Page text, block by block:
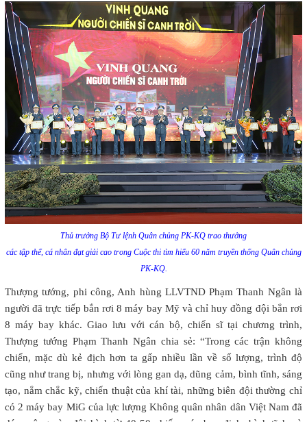
Thủ trưởng Bộ Tư lệnh Quân chủng PK-KQ trao thưởng
các tập thể, cá nhân đạt giải cao trong Cuộc thi tìm hiểu 60 năm truyền thống Quân chủng
PK-KQ.
Thượng tướng, phi công, Anh hùng LLVTND Phạm Thanh Ngân là
người đã trực tiếp bắn rơi 8 máy bay Mỹ và chỉ huy đồng đội bắn rơi
8 máy bay khác. Giao lưu với cán bộ, chiến sĩ tại chương trình,
Thượng tướng Phạm Thanh Ngân chia sẻ: “Trong các trận không
chiến, mặc dù kẻ địch hơn ta gấp nhiều lần về số lượng, trình độ
cũng như trang bị, nhưng với lòng gan dạ, dũng cảm, bình tĩnh, sáng
tạo, nắm chắc kỹ, chiến thuật của khí tài, những biên đội thường chỉ
có 2 máy bay MiG của lực lượng Không quân nhân dân Việt Nam đã